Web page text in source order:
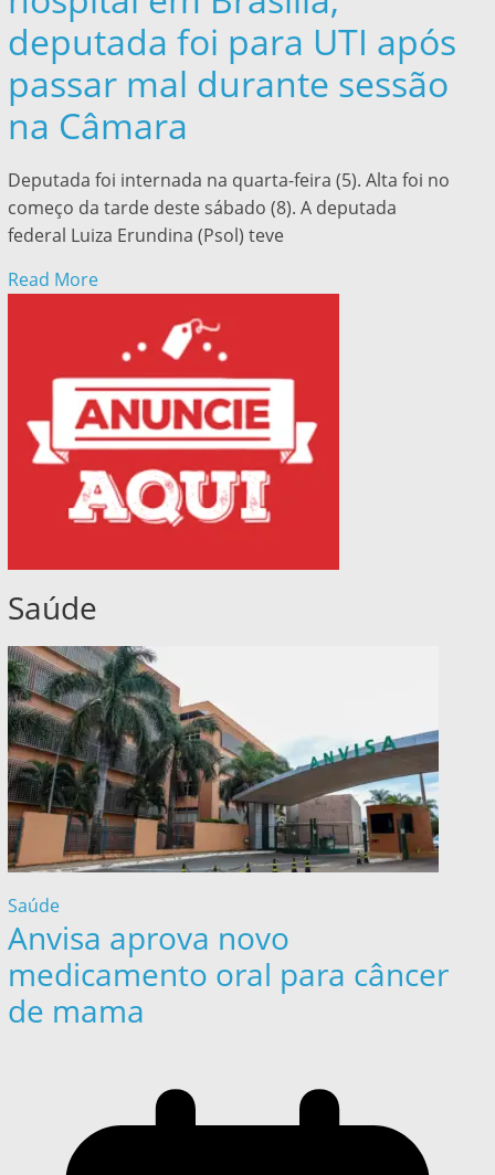
deputada foi para UTI após
passar mal durante sessão
na Câmara
Deputada foi internada na quarta-feira (5). Alta foi no
começo da tarde deste sábado (8). A deputada
federal Luiza Erundina (Psol) teve
Read More
Saúde
Saúde
Anvisa aprova novo
medicamento oral para câncer
de mama